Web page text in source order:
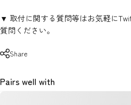
▼ 取付に関する質問等はお気軽に
質問ください。
Share
Pairs well with